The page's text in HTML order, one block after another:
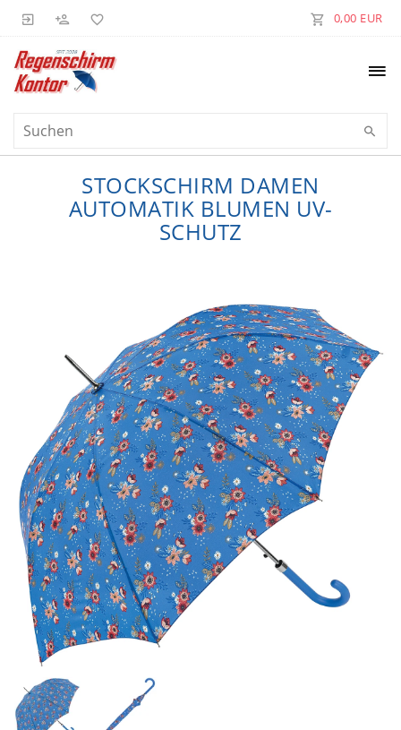
0,00 EUR
STOCKSCHIRM DAMEN
AUTOMATIK BLUMEN UV-
SCHUTZ